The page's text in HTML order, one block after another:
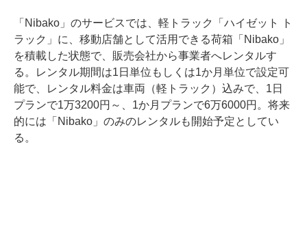
「Nibako」のサービスでは、軽トラック「ハイゼット ト
ラック」に、移動店舗として活用できる荷箱「Nibako」
を積載した状態で、販売会社から事業者へレンタルす
る。レンタル期間は1日単位もしくは1か月単位で設定可
能で、レンタル料金は車両（軽トラック）込みで、1日
プランで1万3200円～、1か月プランで6万6000円。将来
的には「Nibako」のみのレンタルも開始予定としてい
る。